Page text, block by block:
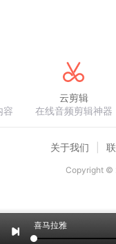
喜马拉雅
容
云剪辑
在线音频剪辑神器
关于我们
Copyright ©